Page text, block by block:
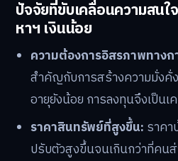
ปัจจัยที่ขับเคลื่อนความสนใ
หาฯ เงินน้อย
ความต้องการอิสรภาพทางก
สำคัญกับการสร้างความมั่งคั่
อายุยังน้อย การลงทุนจึงเป็น
ราคาสินทรัพย์ที่สูงขึ้น: ราคา
ปรับตัวสูงขึ้นจนเกินกว่าที่คน